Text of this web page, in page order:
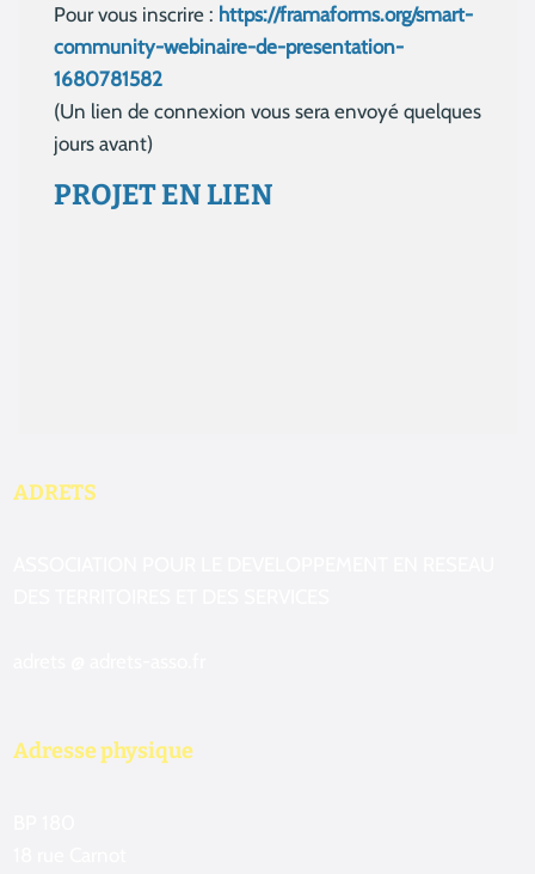
Pour vous inscrire : https://framaforms.org/smart-
community-webinaire-de-presentation-
1680781582
(Un lien de connexion vous sera envoyé quelques
jours avant)
PROJET EN LIEN
ADRETS
Adresse physique